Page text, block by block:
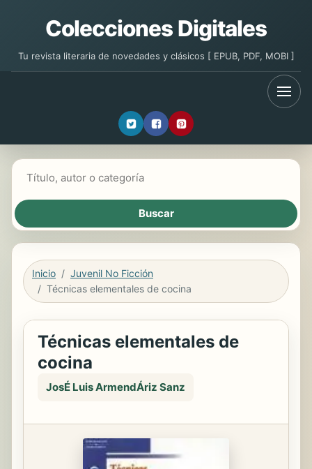
Colecciones Digitales
Tu revista literaria de novedades y clásicos [ EPUB, PDF, MOBI ]
Inicio
Juvenil No Ficción
Técnicas elementales de cocina
Técnicas elementales de
cocina
JosÉ Luis ArmendÁriz Sanz